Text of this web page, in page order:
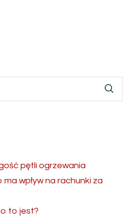
pętli ogrzewania
wpływ na rachunki za
to jest?